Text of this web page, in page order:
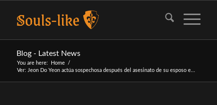
Blog - Latest News
You are here: Home
/
Ver: Jeon Do Yeon actúa sospechosa después del asesinato de su esposo e...